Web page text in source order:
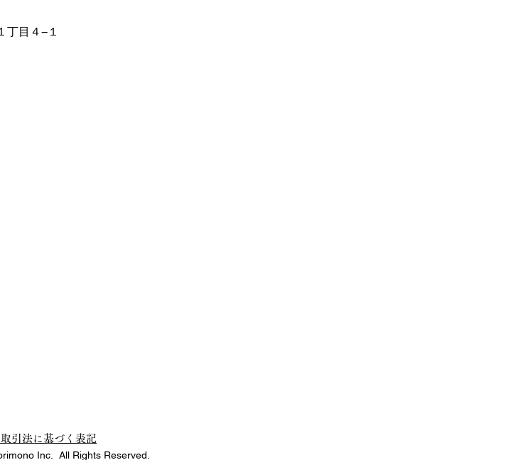
丁目４−１
引法に基づく表記
Inc. All Rights Reserved.